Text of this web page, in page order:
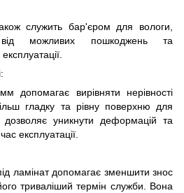
служить бар'єром для вологи,
можливих пошкоджень та
допомагає вирівняти нерівності
гладку та рівну поверхню для
уникнути деформацій та
експлуатації.
ламінат допомагає зменшити знос
триваліший термін служби. Вона